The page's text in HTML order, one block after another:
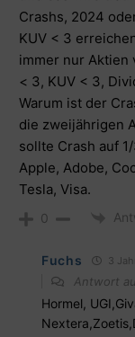
Crashs, 2024
KUV < 3
immer nur Aktien
< 3, KUV < 3,
Warum ist der
die zweijährigen
sollte Crash auf
Apple, Adobe,
Tesla, Visa.
0
Fuchs 3
Antwort
Hormel,